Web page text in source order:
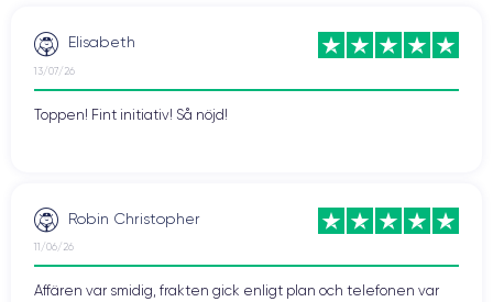
Elisabeth
13/07/26
Toppen! Fint initiativ! Så nöjd!
Robin Christopher
11/06/26
Affären var smidig, frakten gick enligt plan och telefonen var